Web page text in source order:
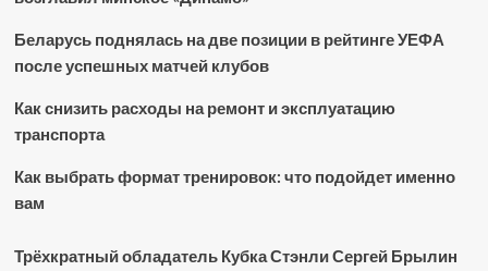
Беларусь поднялась на две позиции в рейтинге УЕФА
после успешных матчей клубов
Как снизить расходы на ремонт и эксплуатацию
транспорта
Как выбрать формат тренировок: что подойдет именно
вам
Трёхкратный обладатель Кубка Стэнли Сергей Брылин